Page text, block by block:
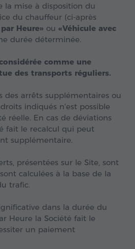
la mise à disposition du
du chauffeur (ci-après
Heure» ou «Véhicule avec
durée déterminée.
comme une
des transports réguliers.
des arrêts supplémentaires ou
indiqués n'est possible
réelle. En cas de déviations
fait le recalcul qui peut
supplémentaire.
présentées sur le Site, sont
calculées à la base de la
trafic.
dans la durée du
Heure la Société fait le
un paiement